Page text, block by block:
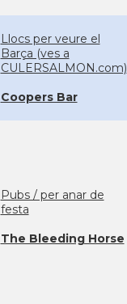
Llocs per veure el
Barça (ves a
CULERSALMON.com)
Coopers Bar
Pubs / per anar de
festa
The Bleeding Horse